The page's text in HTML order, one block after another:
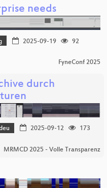
needs
2025-09-19
92
FyneConf 2025
durch
2025-09-12
173
MRMCD 2025 - Volle Transparenz